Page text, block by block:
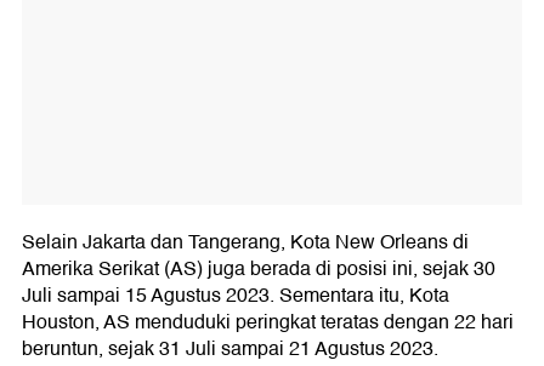
Selain Jakarta dan Tangerang, Kota New Orleans di
Amerika Serikat (AS) juga berada di posisi ini, sejak 30
Juli sampai 15 Agustus 2023. Sementara itu, Kota
Houston, AS menduduki peringkat teratas dengan 22 hari
beruntun, sejak 31 Juli sampai 21 Agustus 2023.